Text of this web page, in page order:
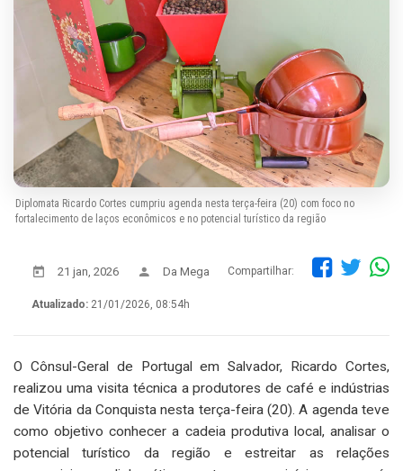
Diplomata Ricardo Cortes cumpriu agenda nesta terça-feira (20) com foco no
fortalecimento de laços econômicos e no potencial turístico da região
21 jan, 2026 Da Mega Compartilhar:
Atualizado: 21/01/2026, 08:54h
O Cônsul-Geral de Portugal em Salvador, Ricardo Cortes,
realizou uma visita técnica a produtores de café e indústrias
de Vitória da Conquista nesta terça-feira (20). A agenda teve
como objetivo conhecer a cadeia produtiva local, analisar o
potencial turístico da região e estreitar as relações